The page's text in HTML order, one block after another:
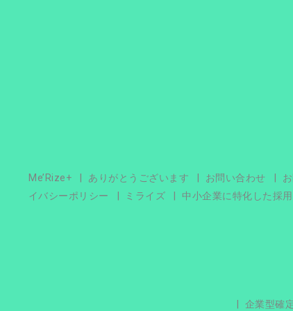
Me’Rize+ ありがとうございます お問い合わせ
イバシーポリシー
ミライズ 中小企業に特化した採
企業型確